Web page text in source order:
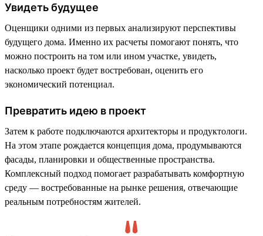
Увидеть будущее
Оценщики одними из первых анализируют перспективы
будущего дома. Именно их расчеты помогают понять, что
можно построить на том или ином участке, увидеть,
насколько проект будет востребован, оценить его
экономический потенциал.
Превратить идею в проект
Затем к работе подключаются архитекторы и продуктологи.
На этом этапе рождается концепция дома, продумываются
фасады, планировки и общественные пространства.
Комплексный подход помогает разрабатывать комфортную
среду — востребованные на рынке решения, отвечающие
реальным потребностям жителей.